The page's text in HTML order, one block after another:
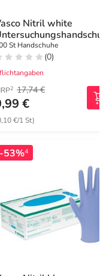
Nitril white
L
St Handschuhe
(0)
2 17,74 €
€
€/1 St)
-53%4